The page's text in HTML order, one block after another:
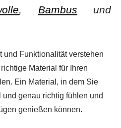
, Bambus und
und Funktionalität verstehen
Material für Ihren
Ein Material, in dem Sie
genau richtig fühlen und
genießen können.